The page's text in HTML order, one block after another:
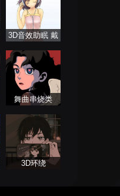
3D音效助眠 戴
舞曲串烧类
3D环绕